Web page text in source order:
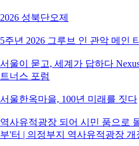
2026 성북단오제
5주년 2026 그루브 인 관악 메인
서울이 묻고, 세계가 답하다
트너스 포럼
서울한옥마을, 100년 미래를 짓다
역사유적광장 되어 시민 품으로
부'터 | 의정부지 역사유적광장 개